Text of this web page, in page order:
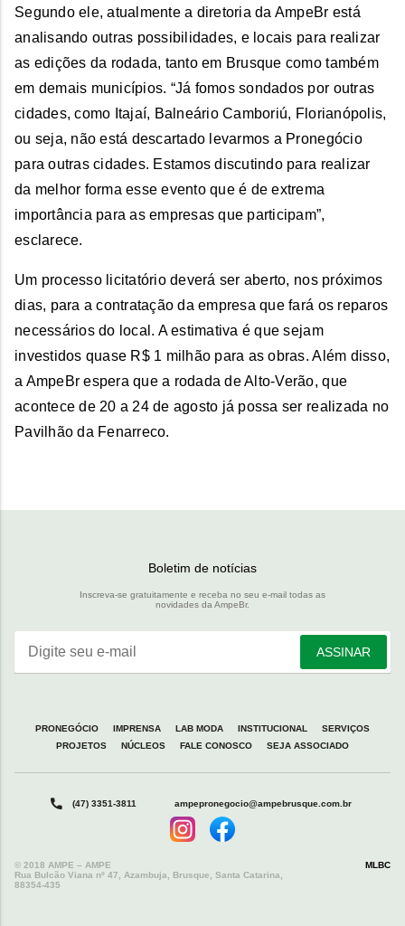
Segundo ele, atualmente a diretoria da AmpeBr está
analisando outras possibilidades, e locais para realizar
as edições da rodada, tanto em Brusque como também
em demais municípios. “Já fomos sondados por outras
cidades, como Itajaí, Balneário Camboriú, Florianópolis,
ou seja, não está descartado levarmos a Pronegócio
para outras cidades. Estamos discutindo para realizar
da melhor forma esse evento que é de extrema
importância para as empresas que participam”,
esclarece.
Um processo licitatório deverá ser aberto, nos próximos
dias, para a contratação da empresa que fará os reparos
necessários do local. A estimativa é que sejam
investidos quase R$ 1 milhão para as obras. Além disso,
a AmpeBr espera que a rodada de Alto-Verão, que
acontece de 20 a 24 de agosto já possa ser realizada no
Pavilhão da Fenarreco.
Boletim de notícias
Inscreva-se gratuitamente e receba no seu e-mail todas as
novidades da AmpeBr.
Digite seu e-mail ASSINAR
PRONEGÓCIO IMPRENSA LAB MODA INSTITUCIONAL
SERVIÇOS
PROJETOS
NÚCLEOS FALE CONOSCO SEJA ASSOCIADO
(47) 3351-3811 ampepronegocio@ampebrusque.com.br
© 2018 AMPE – AMPE
Rua Bulcão Viana nº 47, Azambuja, Brusque, Santa Catarina,
88354-435
MLBC